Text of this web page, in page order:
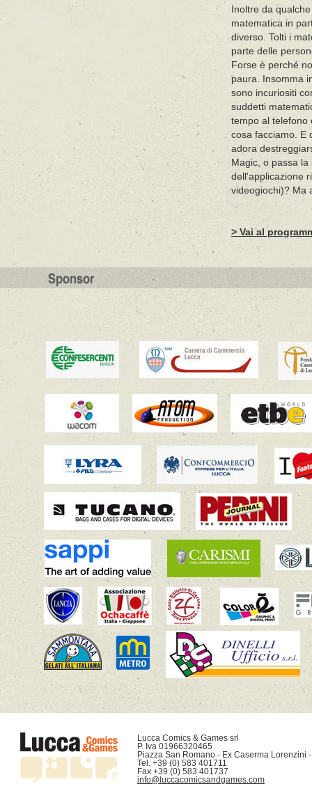
Inoltre da
matematica in
diverso. Tolti i
parte delle
Forse è perché
paura. Insomma
sono incuriositi
suddetti
tempo al telefono
cosa facciamo. E
adora
Magic, o passa
dell'applicazione
videogiochi)? Ma
> Vai al
Lucca Comics & Games srl
P. Iva 01966320465
Piazza San Romano - Ex Caserma Lorenzini
Tel. +39 (0) 583 401711
info@luccacomicsandgames.com